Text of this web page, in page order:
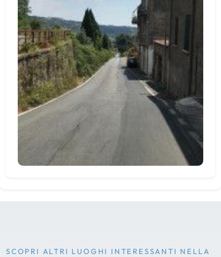
SCOPRI ALTRI LUOGHI INTERESSANTI NELLA